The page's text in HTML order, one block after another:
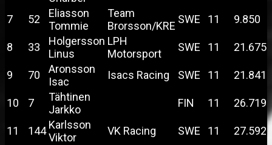
7 52
Eliasson
Tommie
Team
Brorsson/KRE
SWE 11 9.850
8 33
Holgersson
Linus
LPH
Motorsport
SWE 11 21.675
9 70
Aronsson
Isac
Isacs Racing SWE 11 21.841
10 7
Tähtinen
Jarkko
FIN 11 26.719
11 144 Karlsson
Viktor
VK Racing SWE 11 27.592